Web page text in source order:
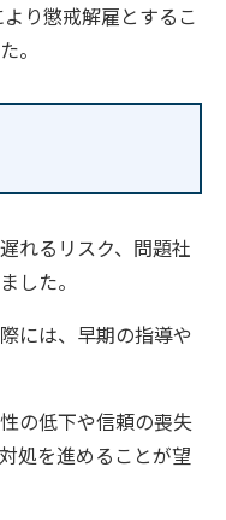
り懲戒解雇とするこ
。
れるリスク、問題社
した。
には、早期の指導や
の低下や信頼の喪失
処を進めることが望